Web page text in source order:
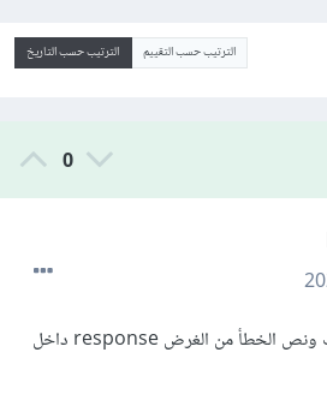
الترتيب حسب التقييم الترتيب حسب التاريخ
0
يمكن معرفة رمز الحالة للطلب ونص الخطأ من الغرض response داخل